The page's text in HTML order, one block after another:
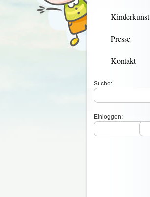
Kinderkunst
Presse
Kontakt
Suche:
Einloggen: